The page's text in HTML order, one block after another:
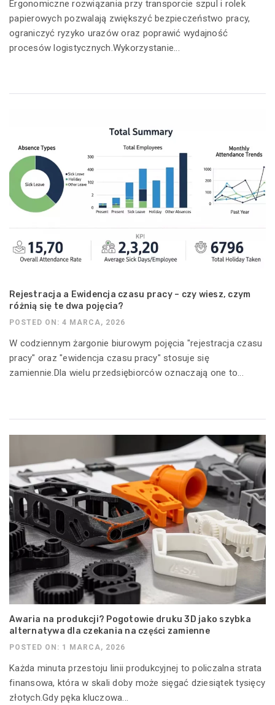
Ergonomiczne rozwiązania przy transporcie szpul i rolek
papierowych pozwalają zwiększyć bezpieczeństwo pracy,
ograniczyć ryzyko urazów oraz poprawić wydajność
procesów logistycznych.Wykorzystanie...
Rejestracja a Ewidencja czasu pracy – czy wiesz, czym
różnią się te dwa pojęcia?
POSTED ON: 4 MARCA, 2026
W codziennym żargonie biurowym pojęcia "rejestracja czasu
pracy" oraz "ewidencja czasu pracy" stosuje się
zamiennie.Dla wielu przedsiębiorców oznaczają one to...
Awaria na produkcji? Pogotowie druku 3D jako szybka
alternatywa dla czekania na części zamienne
POSTED ON: 1 MARCA, 2026
Każda minuta przestoju linii produkcyjnej to policzalna strata
finansowa, która w skali doby może sięgać dziesiątek tysięcy
złotych.Gdy pęka kluczowa...